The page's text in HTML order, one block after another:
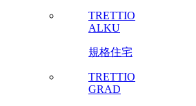
TRETTIO
ALKU
規格住宅
TRETTIO
GRAD